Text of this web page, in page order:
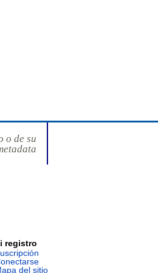
o de su
registro
del sitio